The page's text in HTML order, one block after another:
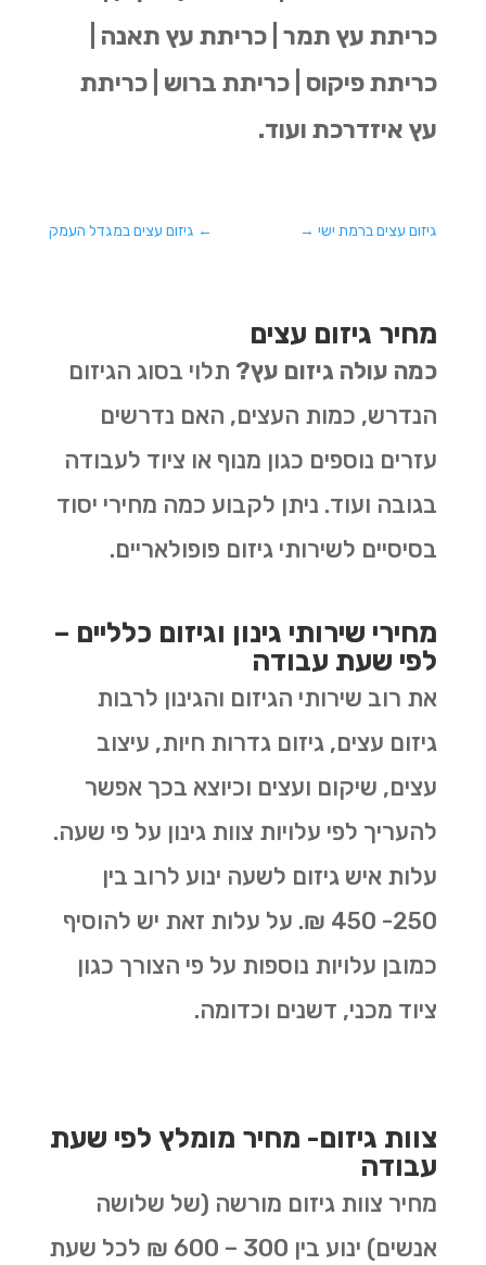
כריתת עץ תמר | כריתת עץ תאנה |
כריתת פיקוס | כריתת ברוש | כריתת
עץ איזדרכת ועוד.
← גיזום עצים במגדל העמק גיזום עצים ברמת ישי→
מחיר גיזום עצים
כמה עולה גיזום עץ? תלוי בסוג הגיזום
הנדרש, כמות העצים, האם נדרשים
עזרים נוספים כגון מנוף או ציוד לעבודה
בגובה ועוד. ניתן לקבוע כמה מחירי יסוד
בסיסיים לשירותי גיזום פופולאריים.
מחירי שירותי גינון וגיזום כלליים –
לפי שעת עבודה
את רוב שירותי הגיזום והגינון לרבות
גיזום עצים, גיזום גדרות חיות, עיצוב
עצים, שיקום ועצים וכיוצא בכך אפשר
להעריך לפי עלויות צוות גינון על פי שעה.
עלות איש גיזום לשעה ינוע לרוב בין
250- 450 ₪. על עלות זאת יש להוסיף
כמובן עלויות נוספות על פי הצורך כגון
ציוד מכני, דשנים וכדומה.
צוות גיזום- מחיר מומלץ לפי שעת
עבודה
מחיר צוות גיזום מורשה (של שלושה
אנשים) ינוע בין 300 – 600 ₪ לכל שעת